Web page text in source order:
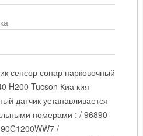
сенсор сонар парковочный
H200 Tucson Киа кия
номерами : / 96890-
/